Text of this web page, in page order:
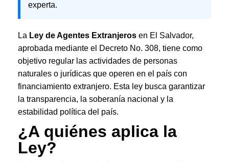
experta.
La Ley de Agentes Extranjeros en El Salvador,
aprobada mediante el Decreto No. 308, tiene como
objetivo regular las actividades de personas
naturales o jurídicas que operen en el país con
financiamiento extranjero. Esta ley busca garantizar
la transparencia, la soberanía nacional y la
estabilidad política del país.
¿A quiénes aplica la
Ley?